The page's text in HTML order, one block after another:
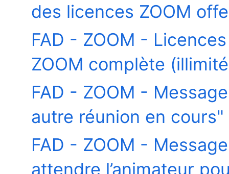
des licences ZOOM
FAD - ZOOM -
ZOOM complète
FAD - ZOOM -
autre réunion en cours"
FAD - ZOOM -
attendre l’animateur